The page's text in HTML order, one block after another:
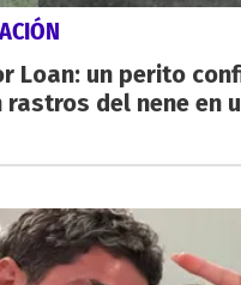
Loan: un perito
rastros del nene en